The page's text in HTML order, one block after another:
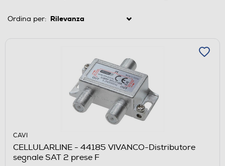
Ordina per:
CAVI
CELLULARLINE - 44185 VIVANCO-Distributore
segnale SAT 2 prese F